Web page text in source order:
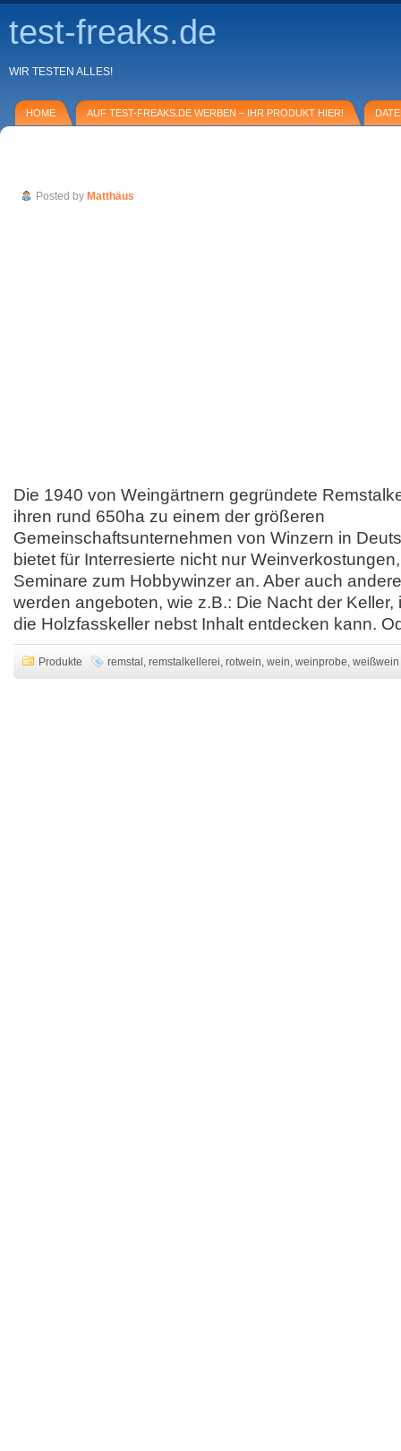
test-freaks.de
WIR TESTEN ALLES!
HOME AUF TEST-FREAKS.DE WERBEN – IHR PRODUKT HIER!
Posted by Matthäus
Die 1940 von Weingärtnern gegründete
ihren rund 650ha zu einem der größeren
Gemeinschaftsunternehmen von Winzern in
bietet für Interresierte nicht nur
Seminare zum Hobbywinzer an. Aber auch
werden angeboten, wie z.B.: Die Nacht der Keller,
die Holzfasskeller nebst Inhalt entdecken kann.
Produkte remstal , remstalkellerei, rotwein, wein, weinprobe, weißwein